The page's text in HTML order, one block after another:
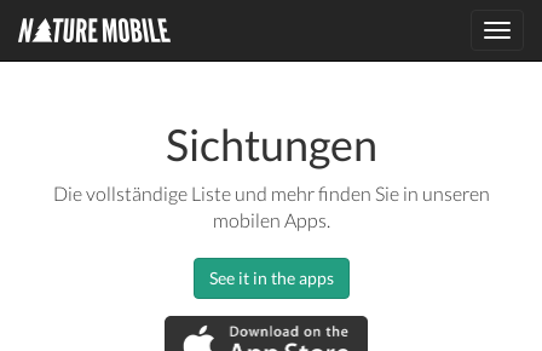
Sichtungen
Die vollständige Liste und mehr finden Sie in unseren
mobilen Apps.
See it in the apps